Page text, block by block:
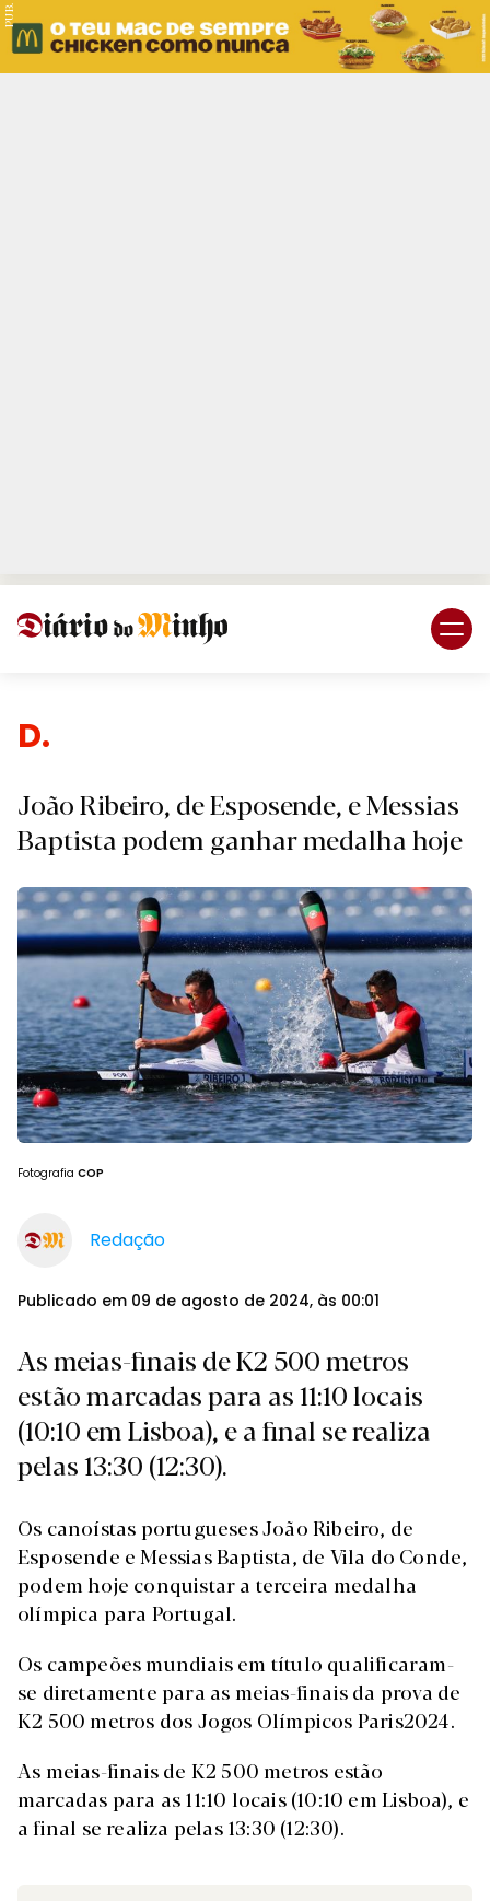
PUB.
Desp
João Ribeiro, de Esposende, e Messias
Baptista podem ganhar medalha hoje
Fotografia COP
Redação
Publicado em 09 de agosto de 2024, às 00:01
As meias-finais de K2 500 metros
estão marcadas para as 11:10 locais
(10:10 em Lisboa), e a final se realiza
pelas 13:30 (12:30).
Os canoístas portugueses João Ribeiro, de
Esposende e Messias Baptista, de Vila do Conde,
podem hoje conquistar a terceira medalha
olímpica para Portugal.
Os campeões mundiais em título qualificaram-
se diretamente para as meias-finais da prova de
K2 500 metros dos Jogos Olímpicos Paris2024.
As meias-finais de K2 500 metros estão
marcadas para as 11:10 locais (10:10 em Lisboa), e
a final se realiza pelas 13:30 (12:30).